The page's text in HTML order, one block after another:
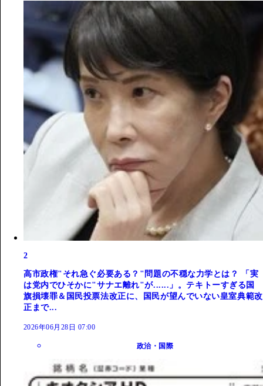
2
高市政権"それ急ぐ必要ある？"問題の不穏な力学とは？ 「実
は党内でひそかに"サナエ離れ"が......」。テキトーすぎる国
旗損壊罪＆国民投票法改正に、国民が望んでいない皇室典範改
正まで...
2026年06月28日 07:00
政治・国際